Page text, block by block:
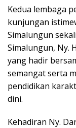
Kedua lembaga
kunjungan
Simalungun
Simalungun, Ny.
yang hadir
semangat serta
pendidikan
dini.
Kehadiran Ny.